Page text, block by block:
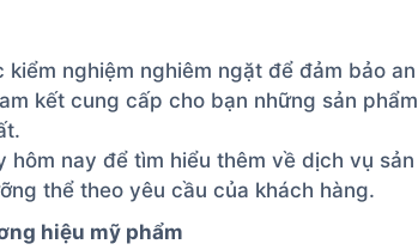
nghiệm nghiêm ngặt để đảm bảo an
kết cung cấp cho bạn những sản phẩm
hôm nay để tìm hiểu thêm về dịch vụ sản
thể theo yêu cầu của khách hàng.
hiệu mỹ phẩm